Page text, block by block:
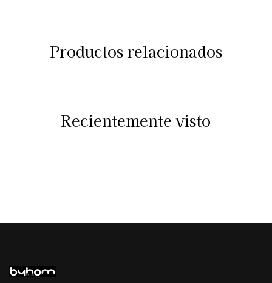
Productos relacionados
Recientemente visto